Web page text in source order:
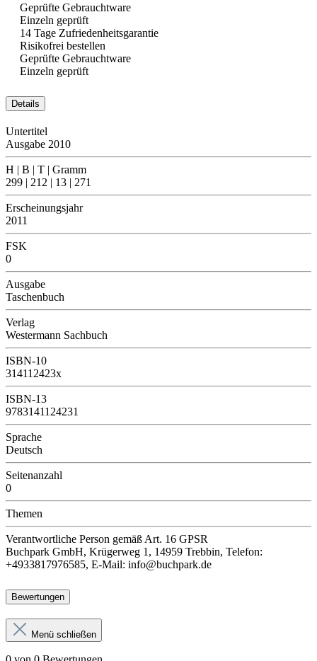
Geprüfte Gebrauchtware
Einzeln geprüft
14 Tage Zufriedenheitsgarantie
Risikofrei bestellen
Geprüfte Gebrauchtware
Einzeln geprüft
Details
Untertitel
Ausgabe 2010
H | B | T | Gramm
299 | 212 | 13 | 271
Erscheinungsjahr
2011
FSK
0
Ausgabe
Taschenbuch
Verlag
Westermann Sachbuch
ISBN-10
314112423x
ISBN-13
9783141124231
Sprache
Deutsch
Seitenanzahl
0
Themen
Verantwortliche Person gemäß Art. 16 GPSR
Buchpark GmbH, Krügerweg 1, 14959 Trebbin, Telefon:
+4933817976585, E-Mail: info@buchpark.de
Bewertungen
Menü schließen